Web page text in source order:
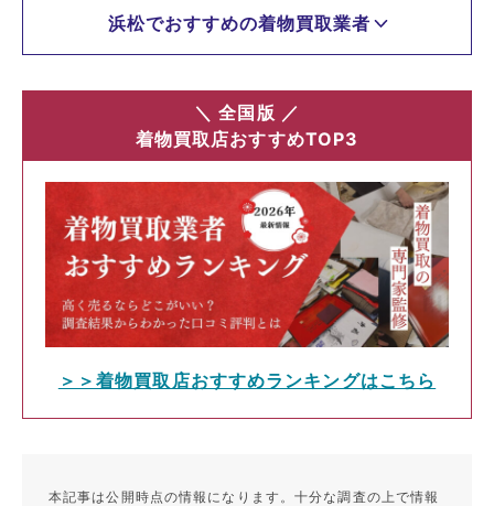
浜松でおすすめの着物買取業者
＼ 全国版 ／
着物買取店おすすめTOP3
＞＞着物買取店おすすめランキングはこちら
本記事は公開時点の情報になります。十分な調査の上で情報